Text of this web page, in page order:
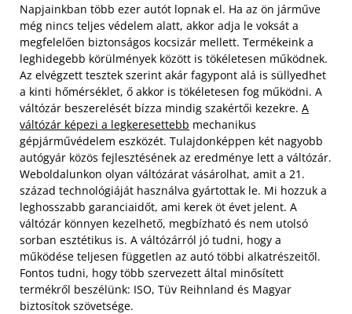
Napjainkban több ezer autót lopnak el. Ha az ön járműve
még nincs teljes védelem alatt, akkor adja le voksát a
megfelelően biztonságos kocsizár mellett. Termékeink a
leghidegebb körülmények között is tökéletesen működnek.
Az elvégzett tesztek szerint akár fagypont alá is süllyedhet
a kinti hőmérséklet, ő akkor is tökéletesen fog működni. A
váltózár beszerelését bízza mindig szakértői kezekre. A
váltózár képezi a legkeresettebb mechanikus
gépjárművédelem eszközét. Tulajdonképpen két nagyobb
autógyár közös fejlesztésének az eredménye lett a váltózár.
Weboldalunkon olyan váltózárat vásárolhat, amit a 21.
század technológiáját használva gyártottak le. Mi hozzuk a
leghosszabb garanciaidőt, ami kerek öt évet jelent. A
váltózár könnyen kezelhető, megbízható és nem utolsó
sorban esztétikus is. A váltózárról jó tudni, hogy a
működése teljesen független az autó többi alkatrészeitől.
Fontos tudni, hogy több szervezett által minősített
termékről beszélünk: ISO, Tüv Reihnland és Magyar
biztosítok szövetsége.